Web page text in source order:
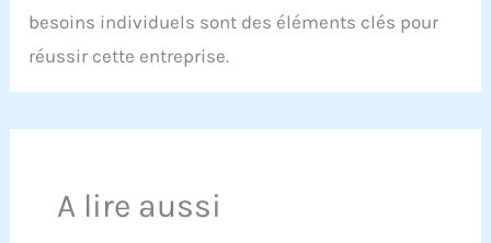
besoins individuels sont des éléments clés pour
réussir cette entreprise.
A lire aussi